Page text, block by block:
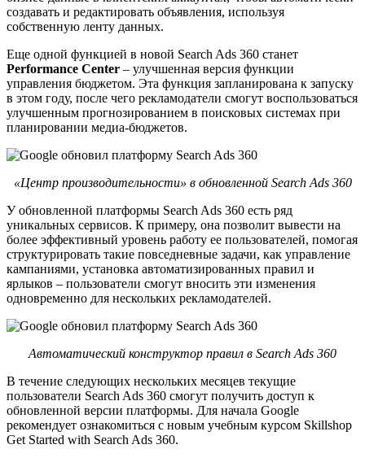
создавать и редактировать объявления, используя
собственную ленту данных.
Еще одной функцией в новой Search Ads 360 станет
Performance Center – улучшенная версия функции
управления бюджетом. Эта функция запланирована к запуску
в этом году, после чего рекламодатели смогут воспользоваться
улучшенным прогнозированием в поисковых системах при
планировании медиа-бюджетов.
«Центр производительности» в обновленной Search Ads 360
У обновленной платформы Search Ads 360 есть ряд
уникальных сервисов. К примеру, она позволит вывести на
более эффективный уровень работу ее пользователей, помогая
структурировать такие повседневные задачи, как управление
кампаниями, установка автоматизированных правил и
ярлыков – пользователи смогут вносить эти изменения
одновременно для нескольких рекламодателей.
Автоматический конструктор правил в Search Ads 360
В течение следующих нескольких месяцев текущие
пользователи Search Ads 360 смогут получить доступ к
обновленной версии платформы. Для начала Google
рекомендует ознакомиться с новым учебным курсом Skillshop
Get Started with Search Ads 360.